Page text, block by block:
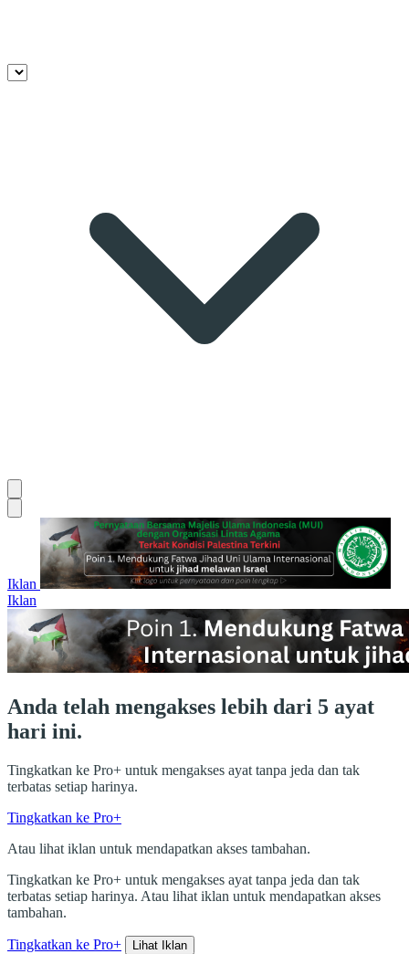
Iklan
Iklan
Anda telah mengakses lebih dari 5 ayat
hari ini.
Tingkatkan ke Pro+ untuk mengakses ayat tanpa jeda dan tak
terbatas setiap harinya.
Tingkatkan ke Pro+
Atau lihat iklan untuk mendapatkan akses tambahan.
Tingkatkan ke Pro+ untuk mengakses ayat tanpa jeda dan tak
terbatas setiap harinya. Atau lihat iklan untuk mendapatkan akses
tambahan.
Tingkatkan ke Pro+ Lihat Iklan